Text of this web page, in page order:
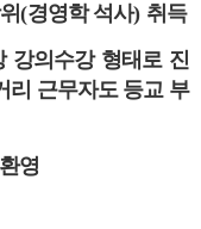
(경영학 석사) 취득
강의수강 형태로 진
리 근무자도 등교 부
영